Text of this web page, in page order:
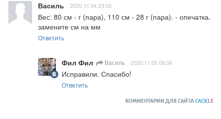
Василь 2020.11.04 23:03
Вес: 80 см - г (пара), 110 см - 28 г (пара). - опечатка.
замените см на мм
Ответить
Фил Фил Василь 2020.11.05 08:06
Исправили. Спасибо!
Ответить
КОММЕНТАРИИ ДЛЯ САЙТАCACKLE